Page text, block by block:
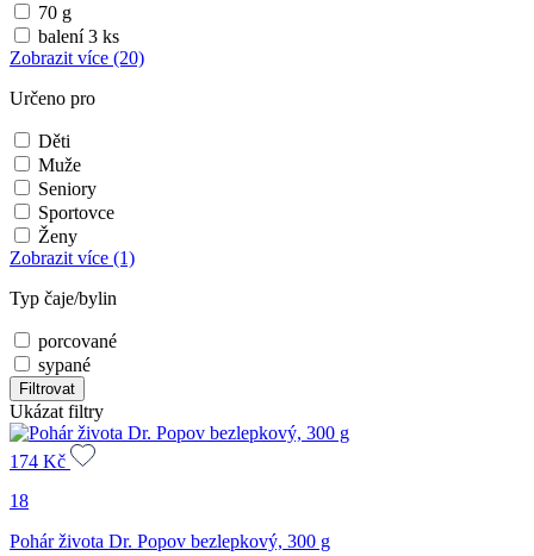
70 g
balení 3 ks
Zobrazit více (20)
Určeno pro
Děti
Muže
Seniory
Sportovce
Ženy
Zobrazit více (1)
Typ čaje/bylin
porcované
sypané
Filtrovat
Ukázat filtry
174 Kč
18
Pohár života Dr. Popov bezlepkový, 300 g